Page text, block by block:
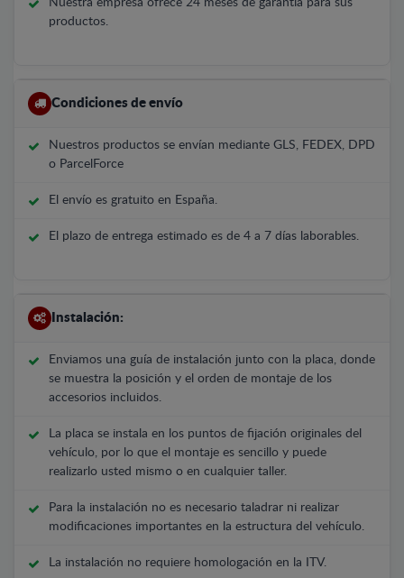
Nuestra empresa ofrece 24 meses de garantía para sus
productos.
Condiciones de envío
Nuestros productos se envían mediante GLS, FEDEX, DPD
o ParcelForce
El envío es gratuito en España.
El plazo de entrega estimado es de 4 a 7 días laborables.
Instalación:
Enviamos una guía de instalación junto con la placa, donde
se muestra la posición y el orden de montaje de los
accesorios incluidos.
La placa se instala en los puntos de fijación originales del
vehículo, por lo que el montaje es sencillo y puede
realizarlo usted mismo o en cualquier taller.
Para la instalación no es necesario taladrar ni realizar
modificaciones importantes en la estructura del vehículo.
La instalación no requiere homologación en la ITV.